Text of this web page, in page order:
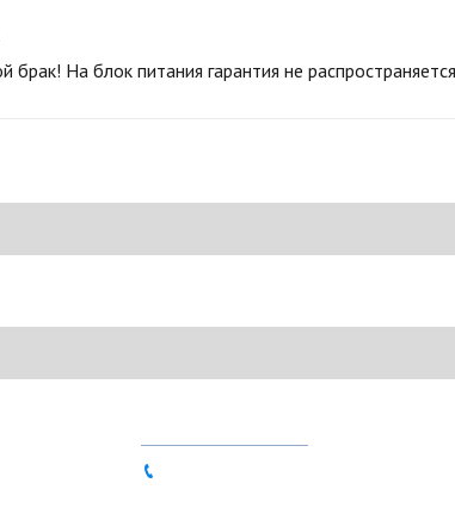
На блок питания гарантия не